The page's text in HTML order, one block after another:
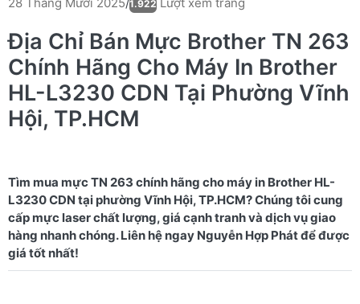
1.922
Địa Chỉ Bán Mực Brother TN 263
Chính Hãng Cho Máy In Brother
HL-L3230 CDN Tại Phường Vĩnh
Hội, TP.HCM
Tìm mua mực TN 263 chính hãng cho máy in Brother HL-
L3230 CDN tại phường Vĩnh Hội, TP.HCM? Chúng tôi cung
cấp mực laser chất lượng, giá cạnh tranh và dịch vụ giao
hàng nhanh chóng. Liên hệ ngay Nguyễn Hợp Phát để được